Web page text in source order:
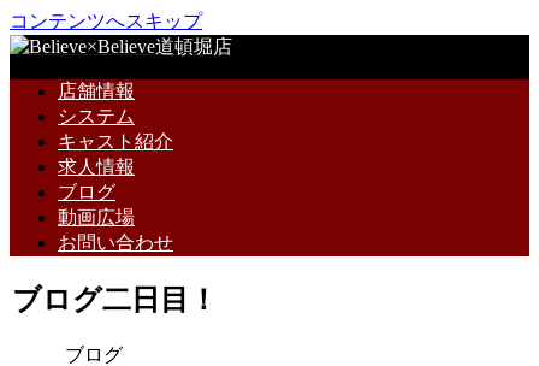
コンテンツへスキップ
店舗情報
システム
キャスト紹介
求人情報
ブログ
動画広場
お問い合わせ
ブログ二日目！
ブログ